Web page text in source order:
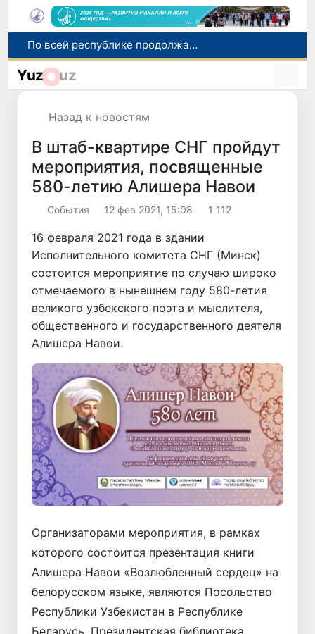
Оказавшийся в сложной ситуации в Германии соотечественник возвращен в Узбекистан
В Узбекистане определили порядок создания и эксплуатации платных автодорог
Yuz uz
Назад к новостям
В штаб-квартире СНГ пройдут
мероприятия, посвященные
580-летию Алишера Навои
Cобытия 12 фев 2021, 15:08 1 112
16 февраля 2021 года в здании
Исполнительного комитета СНГ (Минск)
состоится мероприятие по случаю широко
отмечаемого в нынешнем году 580-летия
великого узбекского поэта и мыслителя,
общественного и государственного деятеля
Алишера Навои.
Организаторами мероприятия, в рамках
которого состоится презентация книги
Алишера Навои «Возлюбленный сердец» на
белорусском языке, являются Посольство
Республики Узбекистан в Республике
Беларусь, Президентская библиотека